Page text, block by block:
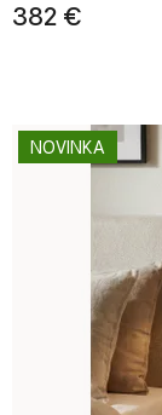
382 €
NOVINKA